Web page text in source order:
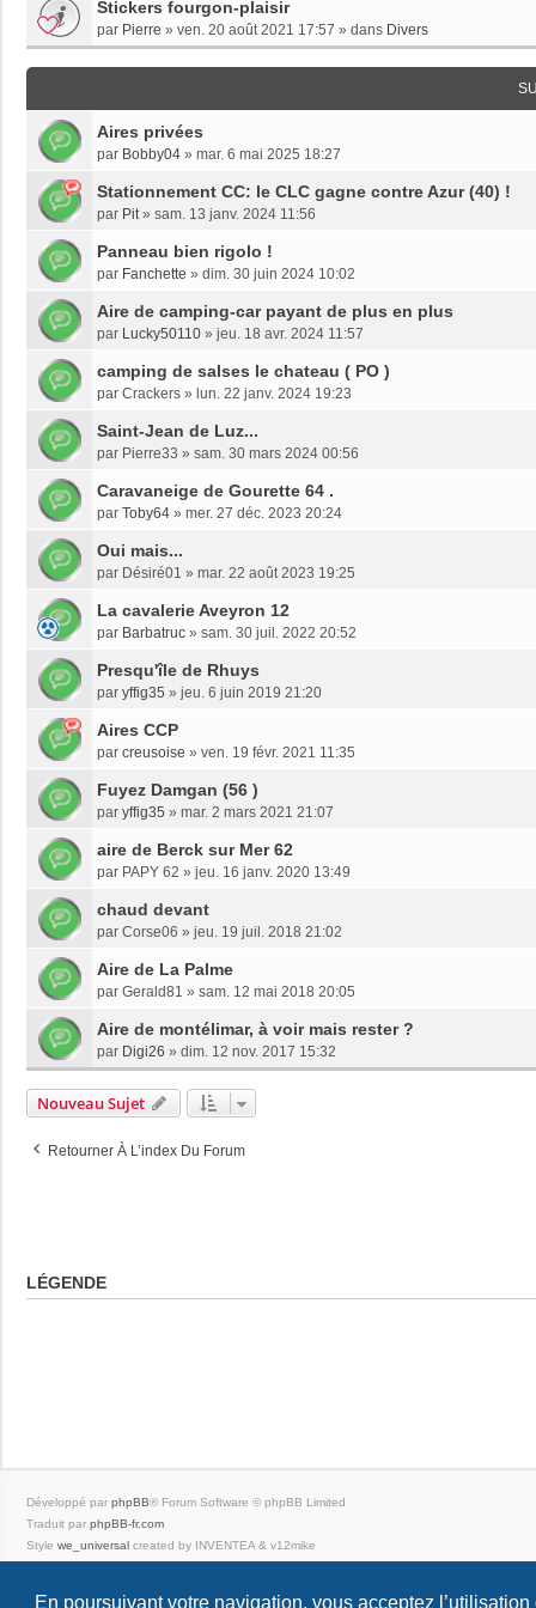
En poursuivant votre navigation, vous acceptez l’utilisation
Stickers fourgon-plaisir
par Pierre » ven. 20 août 2021 17:57 » dans Divers
Aires privées
par Bobby04 » mar. 6 mai 2025 18:27
Stationnement CC: le CLC gagne contre Azur (40) !
par Pit » sam. 13 janv. 2024 11:56
Panneau bien rigolo !
par Fanchette » dim. 30 juin 2024 10:02
Aire de camping-car payant de plus en plus
par Lucky50110 » jeu. 18 avr. 2024 11:57
camping de salses le chateau ( PO )
par Crackers » lun. 22 janv. 2024 19:23
Saint-Jean de Luz...
par Pierre33 » sam. 30 mars 2024 00:56
Caravaneige de Gourette 64 .
par Toby64 » mer. 27 déc. 2023 20:24
Oui mais...
par Désiré01 » mar. 22 août 2023 19:25
La cavalerie Aveyron 12
par Barbatruc » sam. 30 juil. 2022 20:52
Presqu'île de Rhuys
par yffig35 » jeu. 6 juin 2019 21:20
Aires CCP
par creusoise » ven. 19 févr. 2021 11:35
Fuyez Damgan (56 )
par yffig35 » mar. 2 mars 2021 21:07
aire de Berck sur Mer 62
par PAPY 62 » jeu. 16 janv. 2020 13:49
chaud devant
par Corse06 » jeu. 19 juil. 2018 21:02
Aire de La Palme
par Gerald81 » sam. 12 mai 2018 20:05
Aire de montélimar, à voir mais rester ?
par Digi26 » dim. 12 nov. 2017 15:32
Nouveau Sujet
Retourner À L’index Du Forum
LÉGENDE
Développé par phpBB® Forum Software © phpBB Limited
Traduit par phpBB-fr.com
Style we_universal created by INVENTEA & v12mike